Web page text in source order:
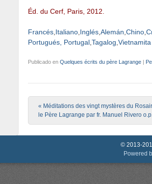
Éd. du Cerf, Paris, 2012.
Francés Italiano Inglés Alemán Chino
Portugués, Portugal Tagalog Vietnamita
Publicado en Quelques écrits du père Lagrange |
Post navigation
« Méditations des vingt mystères du
le Père Lagrange par fr. Manuel Rivero o.p.
© 2013-
Powered